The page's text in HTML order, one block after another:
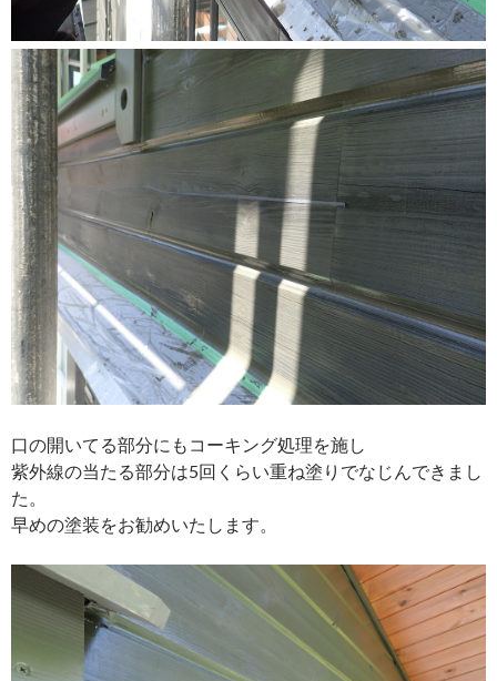
口の開いてる部分にもコーキング処理を施し
紫外線の当たる部分は5回くらい重ね塗りでなじんできまし
た。
早めの塗装をお勧めいたします。